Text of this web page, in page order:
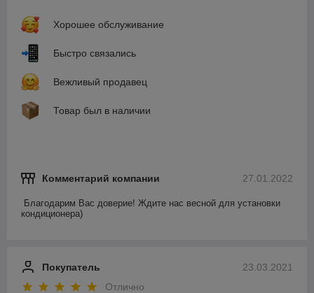
Хорошее обслуживание
Быстро связались
Вежливый продавец
Товар был в наличии
27.01.2022
Комментарий компании
Благодарим Вас доверие! Ждите нас весной для установки
кондиционера)
23.03.2021
Покупатель
Отлично